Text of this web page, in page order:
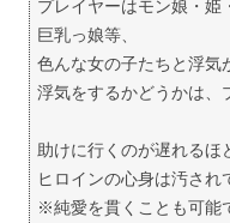
プレイヤーはモン娘・姫
巨乳っ娘等、
色んな女の子たちと浮気
浮気をするかどうかは、
助けに行くのが遅れるほ
ヒロインの心身は汚され
※純愛を貫くことも可能